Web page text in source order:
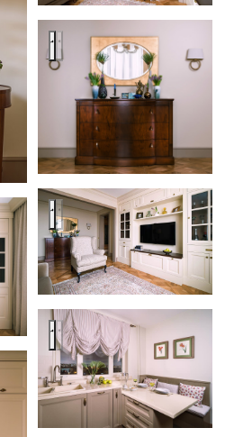
Квартира в Москве
Квартира в Москве
Квартира в Москве